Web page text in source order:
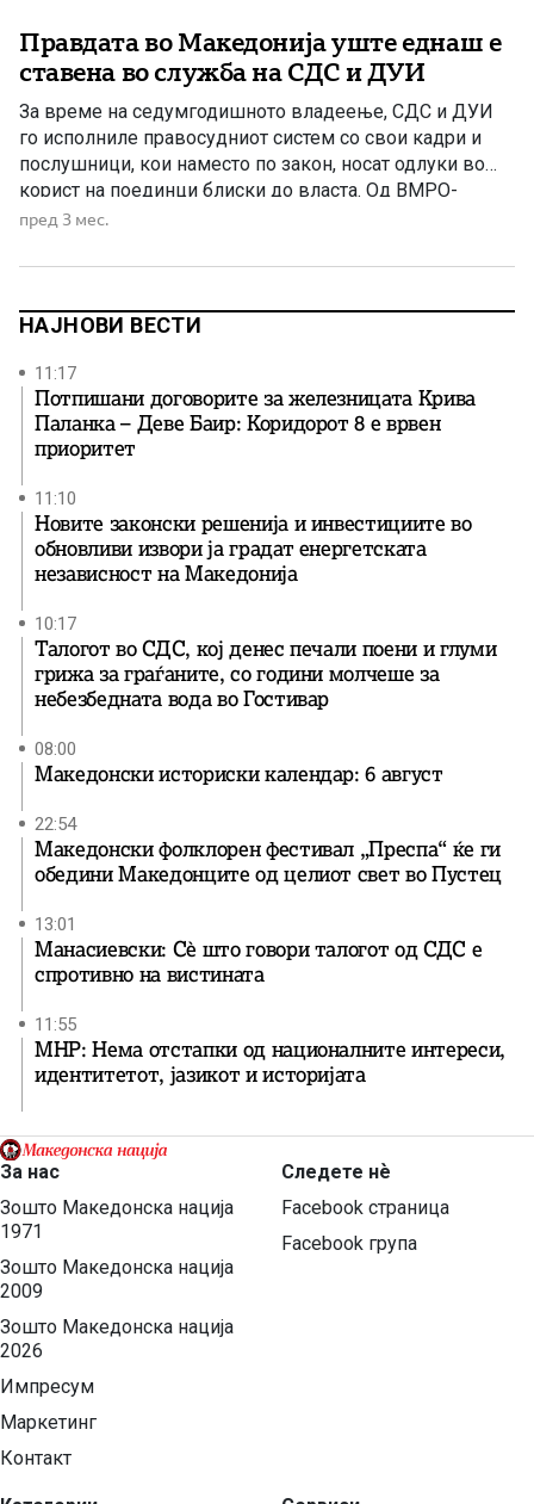
Правдата во Македонија уште еднаш е
ставена во служба на СДС и ДУИ
За време на седумгодишното владеење, СДС и ДУИ
го исполниле правосудниот систем со свои кадри и
послушници, кои наместо по закон, носат одлуки во
корист на поединци блиски до власта. Од ВМРО-
ДПМНЕ ја оценуваат како скандалозна одлуката на ЈО
постапката за, како што велат, криминал тежок […]
пред 3 мес.
НАЈНОВИ ВЕСТИ
11:17
Потпишани договорите за железницата Крива
Паланка – Деве Баир: Коридорот 8 е врвен
приоритет
11:10
Новите законски решенија и инвестициите во
обновливи извори ја градат енергетската
независност на Македонија
10:17
Талогот во СДС, кој денес печали поени и глуми
грижа за граѓаните, со години молчеше за
небезбедната вода во Гостивар
08:00
Македонски историски календар: 6 август
22:54
Македонски фолклорен фестивал „Преспа“ ќе ги
обедини Македонците од целиот свет во Пустец
13:01
Манасиевски: Сè што говори талогот од СДС е
спротивно на вистината
11:55
МНР: Нема отстапки од националните интереси,
идентитетот, јазикот и историјата
За нас
Зошто Македонска нација
1971
Зошто Македонска нација
2009
Зошто Македонска нација
2026
Импресум
Маркетинг
Контакт
Следете нѐ
Facebook страница
Facebook група